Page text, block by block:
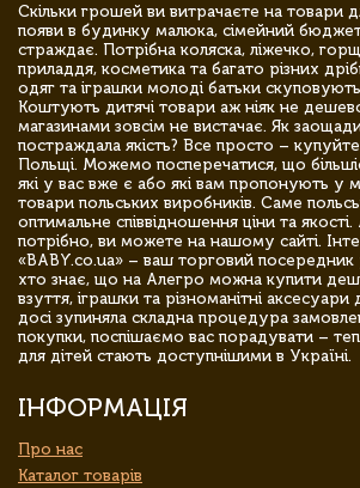
Скільки грошей ви витрачаєте на товари
появи в будинку малюка, сімейний
страждає. Потрібна коляска, ліжечко,
приладдя, косметика та багато різних
одяг та іграшки молоді батьки
Коштують дитячі товари аж ніяк не
магазинами зовсім не вистачає. Як
постраждала якість? Все просто –
Польщі. Можемо посперечатися, що
які у вас вже є або які вам пропонують у
товари польських виробників. Саме
оптимальне співвідношення ціни та
потрібно, ви можете на нашому сайті.
«BABY.co.ua» – ваш торговий посередник
хто знає, що на Алегро можна купити
взуття, іграшки та різноманітні
досі зупиняла складна процедура
покупки, поспішаємо вас порадувати –
для дітей стають доступнішими в Україні.
ІНФОРМАЦІЯ
Про нас
Каталог товарів